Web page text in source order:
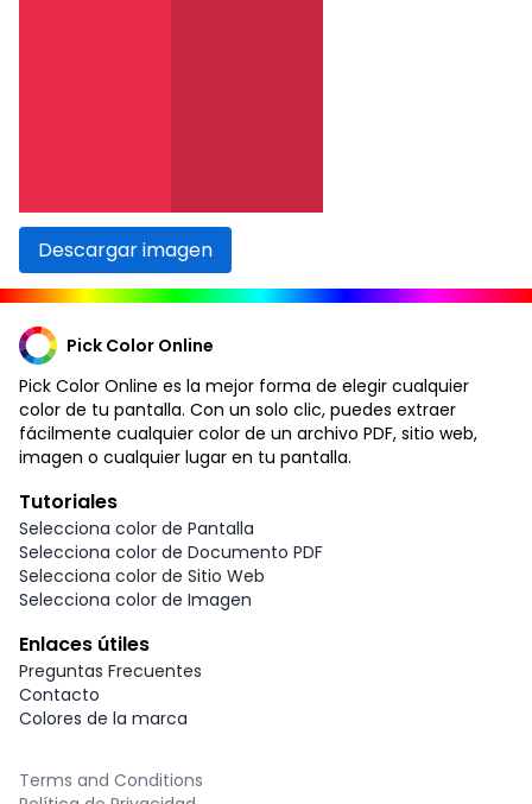
Descargar imagen
Pick Color Online
Pick Color Online es la mejor forma de elegir cualquier
color de tu pantalla. Con un solo clic, puedes extraer
fácilmente cualquier color de un archivo PDF, sitio web,
imagen o cualquier lugar en tu pantalla.
Tutoriales
Selecciona color de Pantalla
Selecciona color de Documento PDF
Selecciona color de Sitio Web
Selecciona color de Imagen
Enlaces útiles
Preguntas Frecuentes
Contacto
Colores de la marca
Terms and Conditions